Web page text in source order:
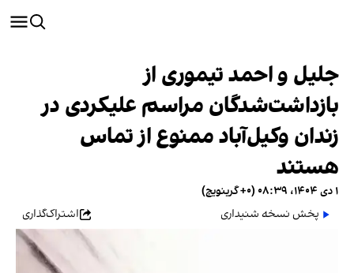
جلیل و احمد تیموری از
بازداشت‌شدگان مراسم علیکردی در
زندان وکیل‌آباد ممنوع از تماس
هستند
۱ دی ۱۴۰۴، ۰۸:۳۹ (‎+۰ گرینویچ)
پخش نسخه شنیداری
اشتراک‌گذاری